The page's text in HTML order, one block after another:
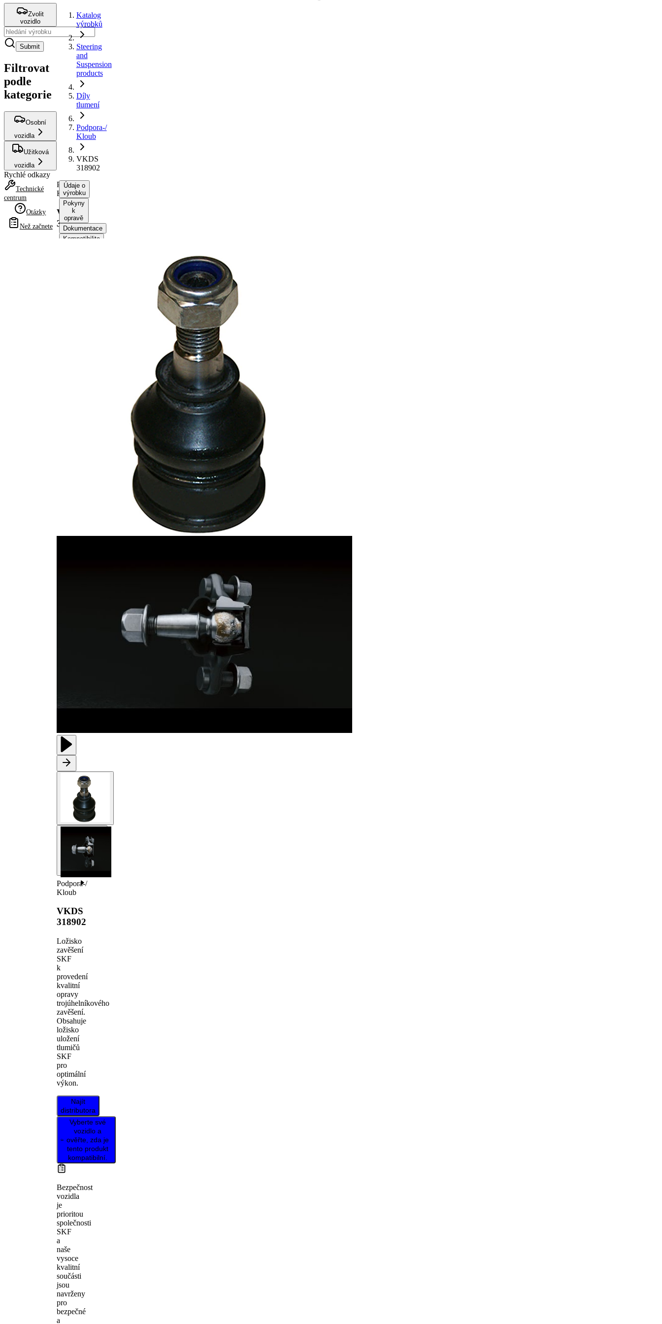
Zvolit
vozidlo
Submit
Filtrovat
podle
kategorie
Osobní
vozidla
Užitková
vozidla
Rychlé odkazy
Technické
centrum
Otázky
Než začnete
Katalog
výrobků
Steering
and
Suspension
products
Díly
tlumení
Podpora-/
Kloub
VKDS
318902
Podpora-/
Kloub
VKDS
318902
Podpora-/
Kloub
VKDS
318902
Ložisko
zavěšení
SKF
k
provedení
kvalitní
opravy
trojúhelníkového
zavěšení.
Obsahuje
ložisko
uložení
tlumičů
SKF
pro
optimální
výkon.
Najít
distributora
Vyberte své
vozidlo a
ověřte, zda je
tento produkt
kompatibilní.
Bezpečnost
vozidla
je
prioritou
společnosti
SKF
a
naše
vysoce
kvalitní
součásti
jsou
navrženy
pro
bezpečné
a
Údaje o
výrobku
Pokyny
k
opravě
Dokumentace
Kompatibilita